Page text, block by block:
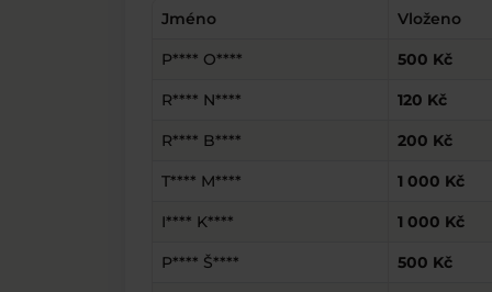
Jméno Vloženo
P**** O**** 500 Kč
R**** N**** 120 Kč
R**** B**** 200 Kč
T**** M**** 1 000 Kč
I**** K**** 1 000 Kč
P**** Š**** 500 Kč